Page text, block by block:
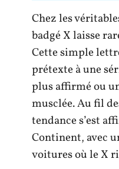
Chez les
badgé X laisse
Cette simple
prétexte à une
plus affirmé ou
musclée. Au fil
tendance s’est
Continent, avec
voitures où le X